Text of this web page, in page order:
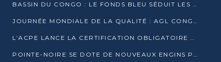
BASSIN DU CONGO : LE FONDS BLEU SÉDUIT LES BAILLEURS À BELÉM
JOURNÉE MONDIALE DE LA QUALITÉ : AGL CONGO FORME ET SENSIBILISE LES JEUNES TALENTS
L’ACPE LANCE LA CERTIFICATION OBLIGATOIRE DES CONTRATS DE TRAVAIL DES TRANSPORTEURS
POINTE-NOIRE SE DOTE DE NOUVEAUX ENGINS POUR L’ASSAINISSEMENT ET L’ENTRETIEN ROUTIER